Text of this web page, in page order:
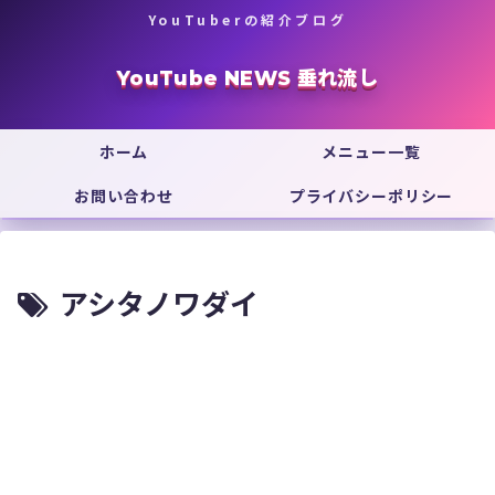
YouTuberの紹介ブログ
YouTube NEWS 垂れ流し
ホーム
メニュー一覧
お問い合わせ
プライバシーポリシー
アシタノワダイ